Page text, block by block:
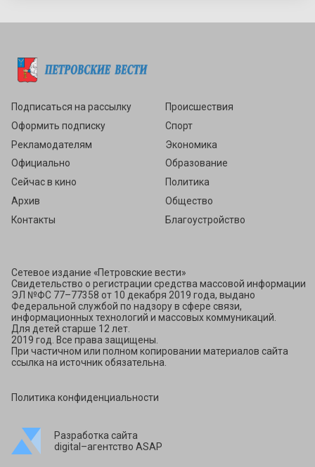
Подписаться на рассылку
Оформить подписку
Рекламодателям
Официально
Сейчас в кино
Архив
Контакты
Происшествия
Спорт
Экономика
Образование
Политика
Общество
Благоустройство
Сетевое издание «Петровские вести»
Свидетельство о регистрации средства массовой информации
ЭЛ №ФС 77–77358 от 10 декабря 2019 года, выдано
Федеральной службой по надзору в сфере связи,
информационных технологий и массовых коммуникаций.
Для детей старше 12 лет.
2019 год. Все права защищены.
При частичном или полном копировании материалов сайта
ссылка на источник обязательна.
Политика конфиденциальности
Разработка сайта
digital–агентство ASAP
Подписаться